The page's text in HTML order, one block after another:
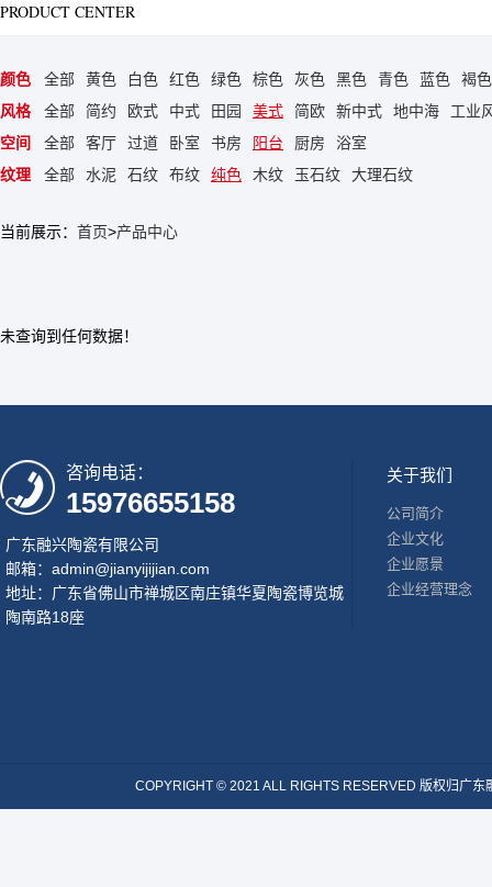
PRODUCT CENTER
颜色 全部 黄色 白色 红色 绿色 棕色 灰色 黑色 青色 蓝色
褐色
风格
全部 简约 欧式 中式 田园 美式 简欧 新中式 地中海
工业
空间
全部 客厅 过道 卧室 书房 阳台 厨房
浴室
纹理
全部 水泥 石纹 布纹 纯色 木纹 玉石纹 大理石纹
当前展示： 首页>产品中心
未查询到任何数据！
咨询电话：
15976655158
广东融兴陶瓷有限公司
邮箱：admin@jianyijijian.com
地址：广东省佛山市禅城区南庄镇华夏陶瓷博览城
陶南路18座
关于我们
公司简介
企业文化
企业愿景
企业经营理念
COPYRIGHT © 2021 ALL RIGHTS RESERVED 版权归广